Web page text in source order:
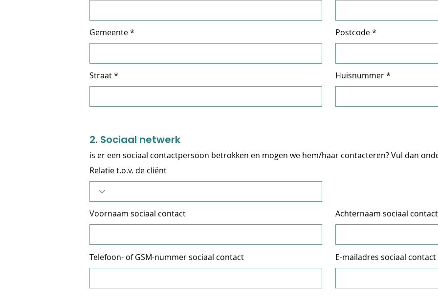
Gemeente
Straat
Postcode
Huisnummer
2. Sociaal netwerk
is er een sociaal contactpersoon betrokken en mogen we hem/haar contacteren? Vul dan
Relatie t.o.v. de cliënt
Voornaam sociaal contact
Telefoon- of GSM-nummer sociaal contact
Achternaam sociaal contact
E-mailadres sociaal contact